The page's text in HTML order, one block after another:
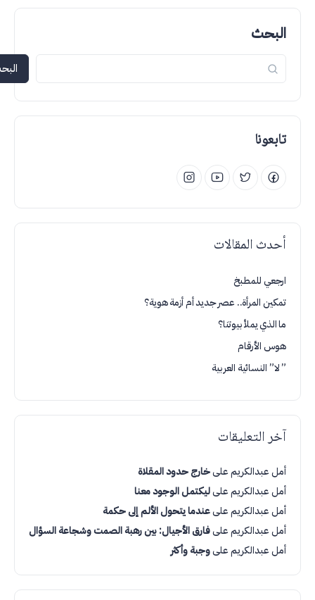
البحث
البحث
تابعونا
أحدث المقالات
ارجعي للمطبخ
تمكين المرأة.. عصر جديد أم أزمة هوية؟
ما الذي يملأ بيوتنا؟
هوس الأرقام
” لا” النسائية العربية
آخر التعليقات
أمل عبدالكريمعلىخارج حدود المقلاة
أمل عبدالكريمعلىليكتمل الوجود معنا
أمل عبدالكريمعلىعندما يتحول الألم إلى حكمة
أمل عبدالكريمعلىفارق الأجيال: بين رهبة الصمت وشجاعة السؤال
أمل عبدالكريمعلىوجبة وأكثر